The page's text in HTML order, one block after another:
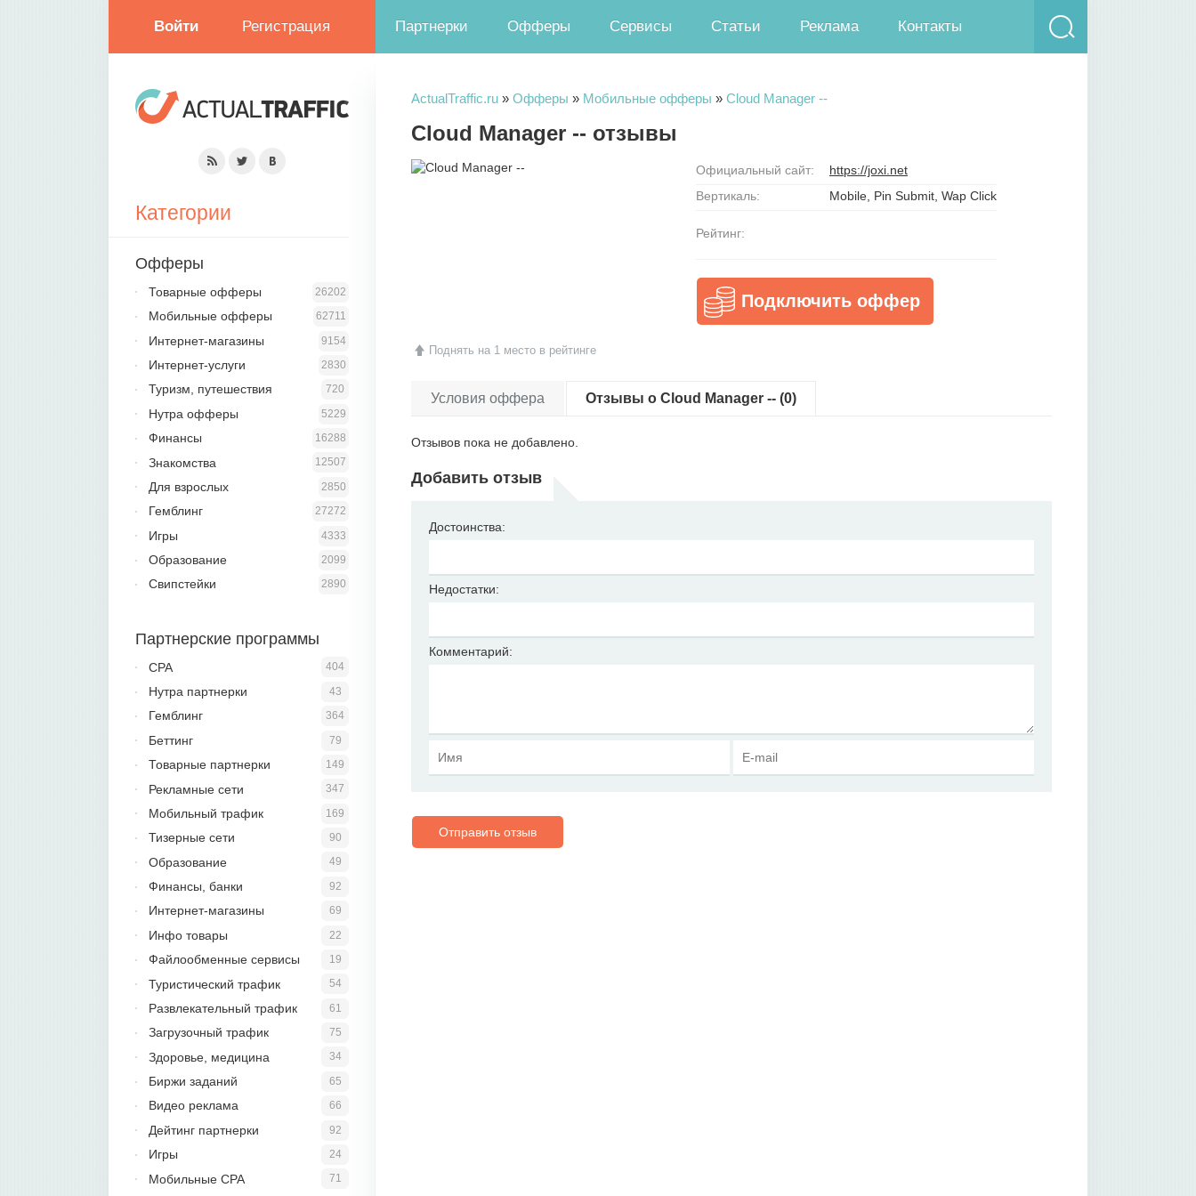
Войти Регистрация Партнерки Офферы Сервисы Статьи Реклама Контакты
ActualTraffic.ru » Офферы » Мобильные офферы » Cloud Manager --
Cloud Manager -- отзывы
Поднять на 1 место в рейтинге
Официальный сайт:
https://joxi.net
Вертикаль:
Mobile, Pin Submit, Wap Click
Рейтинг:
Подключить оффер
Условия оффера Отзывы о Cloud Manager -- (0)
Отзывов пока не добавлено.
Добавить отзыв
Достоинства:
Недостатки:
Комментарий:
Отправить отзыв
Категории
Офферы
26202
Товарные офферы
62711
Мобильные офферы
9154
Интернет-магазины
2830
Интернет-услуги
720
Туризм, путешествия
5229
Нутра офферы
16288
Финансы
12507
Знакомства
2850
Для взрослых
27272
Гемблинг
4333
Игры
2099
Образование
2890
Свипстейки
Партнерские программы
404
CPA
43
Нутра партнерки
364
Гемблинг
79
Беттинг
149
Товарные партнерки
347
Рекламные сети
169
Мобильный трафик
90
Тизерные сети
49
Образование
92
Финансы, банки
69
Интернет-магазины
22
Инфо товары
19
Файлообменные сервисы
54
Туристический трафик
61
Развлекательный трафик
75
Загрузочный трафик
34
Здоровье, медицина
65
Биржи заданий
66
Видео реклама
92
Дейтинг партнерки
24
Игры
71
Мобильные CPA